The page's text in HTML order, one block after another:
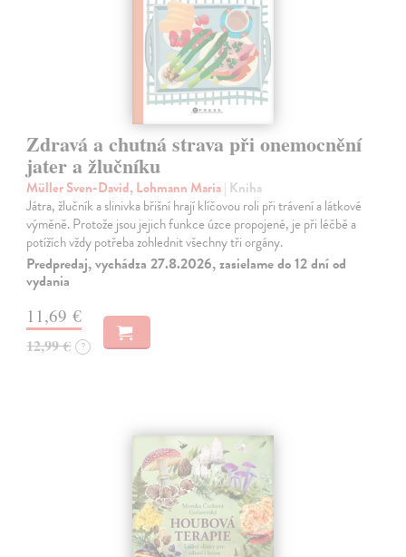
Zdravá a chutná strava při onemocnění
jater a žlučníku
Müller Sven-David, Lohmann Maria| Kniha
Játra, žlučník a slinivka břišní hrají klíčovou roli při trávení a látkové
výměně. Protože jsou jejich funkce úzce propojené, je při léčbě a
potížích vždy potřeba zohlednit všechny tři orgány.
Predpredaj, vychádza 27.8.2026, zasielame do 12 dní od
vydania
11,69 €
12,99 € ?